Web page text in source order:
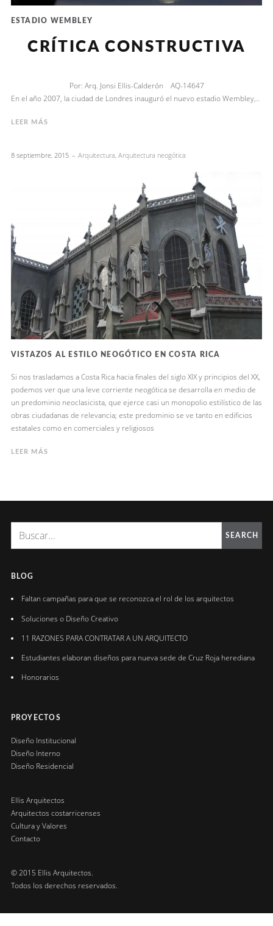
ESTADIO WEMBLEY
CRÍTICA CONSTRUCTIVA
Por: Arq. Jonsi Ellis-Calderón AQ-14647
En el año 2007, la ciudad de Londres inauguró el nuevo estadio Wembley,..
LEER MÁS
8 septiembre, 2015 Arquitectura, Arquitectura neogótica
VISTAZOS AL ESTILO NEOGÓTICO EN COSTA RICA
Si nos trasladamos a Costa Rica hacia finales del siglo XIX y principios del XX,
podemos ver que una leve corriente neogótica se desarrolla en medio de
un predominio neoclasicista, que ejerce casi un monopolio estilístico de las
obras ciudadanas de relevancia; este predominio se ve tanto en edificios
estatales como en comerciales y religiosos
LEER MÁS
SEARCH
BLOG
Faltan campañas para que se reconozca el rol de los arquitectos
Soluciones o Diseño Creativo
11 RAZONES PARA CONTRATAR A UN ARQUITECTO
Estudiantes elaboran diseños para nueva sede de Cruz Roja herediana
Honorarios
PROYECTOS
Diseño Institucional
Diseño Interno
Diseño Residencial
Ellis Arquitectos
Arquitectos costarricenses
Cultura y Valores
Contacto
© 2015 Ellis Arquitectos.
Todos los derechos reservados.